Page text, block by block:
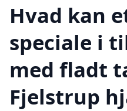
Hvad kan
speciale i
med fladt
Fjelstrup